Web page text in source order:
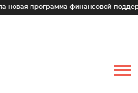
программа финансовой